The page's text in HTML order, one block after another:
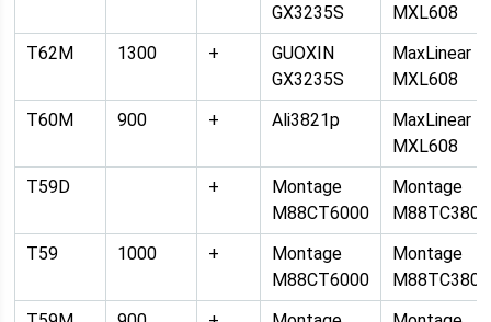
GX3235S
MXL608
T62M
1300 +
GUOXIN
GX3235S
MaxLinear
MXL608
T60M
900 + Ali3821p
MaxLinear
MXL608
T59D
+
Montage
M88CT6000
Montage
M88TC3800
T59
1000 +
Montage
M88CT6000
Montage
M88TC3800